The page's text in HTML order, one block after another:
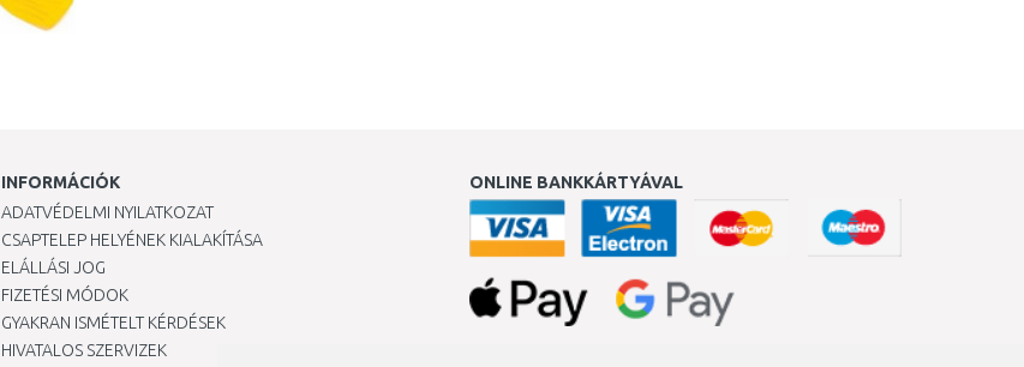
INFORMÁCIÓK
ADATVÉDELMI NYILATKOZAT
CSAPTELEP HELYÉNEK KIALAKÍTÁSA
ELÁLLÁSI JOG
FIZETÉSI MÓDOK
GYAKRAN ISMÉTELT KÉRDÉSEK
HIVATALOS SZERVIZEK
ONLINE BANKKÁRTYÁVAL